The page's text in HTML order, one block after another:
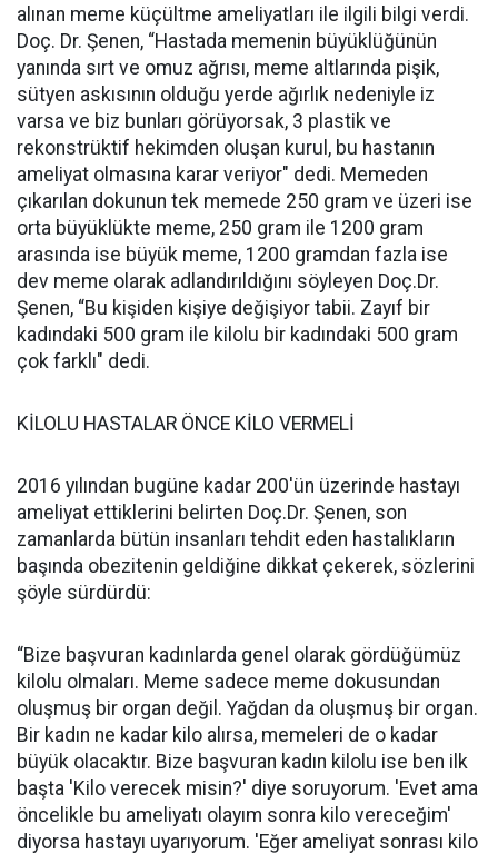
alınan meme küçültme ameliyatları ile ilgili bilgi verdi.
Doç. Dr. Şenen, “Hastada memenin büyüklüğünün
yanında sırt ve omuz ağrısı, meme altlarında pişik,
sütyen askısının olduğu yerde ağırlık nedeniyle iz
varsa ve biz bunları görüyorsak, 3 plastik ve
rekonstrüktif hekimden oluşan kurul, bu hastanın
ameliyat olmasına karar veriyor" dedi. Memeden
çıkarılan dokunun tek memede 250 gram ve üzeri ise
orta büyüklükte meme, 250 gram ile 1200 gram
arasında ise büyük meme, 1200 gramdan fazla ise
dev meme olarak adlandırıldığını söyleyen Doç.Dr.
Şenen, “Bu kişiden kişiye değişiyor tabii. Zayıf bir
kadındaki 500 gram ile kilolu bir kadındaki 500 gram
çok farklı" dedi.
KİLOLU HASTALAR ÖNCE KİLO VERMELİ
2016 yılından bugüne kadar 200'ün üzerinde hastayı
ameliyat ettiklerini belirten Doç.Dr. Şenen, son
zamanlarda bütün insanları tehdit eden hastalıkların
başında obezitenin geldiğine dikkat çekerek, sözlerini
şöyle sürdürdü:
“Bize başvuran kadınlarda genel olarak gördüğümüz
kilolu olmaları. Meme sadece meme dokusundan
oluşmuş bir organ değil. Yağdan da oluşmuş bir organ.
Bir kadın ne kadar kilo alırsa, memeleri de o kadar
büyük olacaktır. Bize başvuran kadın kilolu ise ben ilk
başta 'Kilo verecek misin?' diye soruyorum. 'Evet ama
öncelikle bu ameliyatı olayım sonra kilo vereceğim'
diyorsa hastayı uyarıyorum. 'Eğer ameliyat sonrası kilo